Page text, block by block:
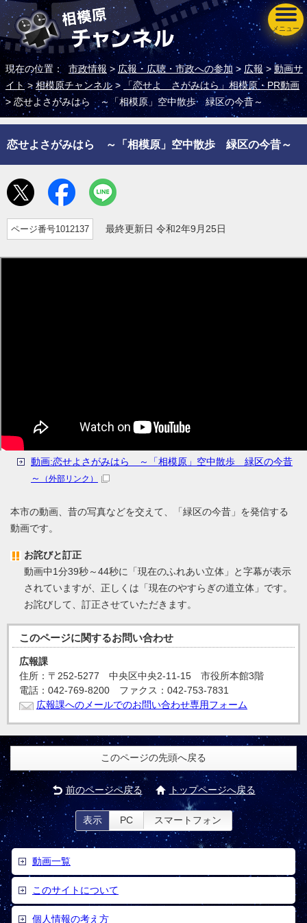
メニュー
現在の位置： 市政情報 >広報・広聴・市政への参加 >広報 >動画サ
イト>相模原チャンネル > 「恋せよ さがみはら」相模原・PR動画
> 恋せよさがみはら ～「相模原」空中散歩 緑区の今昔～
恋せよさがみはら ～「相模原」空中散歩 緑区の今昔～
ページ番号1012137 最終更新日 令和2年9月25日
動画:恋せよさがみはら ～「相模原」空中散歩 緑区の今昔
～
（外部リンク）
本市の動画、昔の写真などを交えて、「緑区の今昔」を発信する
動画です。
お詫びと訂正
動画中1分39秒～44秒に「現在のふれあい立体」と字幕が表示
されていますが、正しくは「現在のやすらぎの道立体」です。
お詫びして、訂正させていただきます。
このページに関するお問い合わせ
広報課
住所：〒252-5277 中央区中央2-11-15 市役所本館3階
電話：042-769-8200 ファクス：042-753-7831
広報課へのメールでのお問い合わせ専用フォーム
このページの先頭へ戻る
前のページへ戻る トップページへ戻る
表示 PC スマートフォン
動画一覧
このサイトについて
個人情報の考え方